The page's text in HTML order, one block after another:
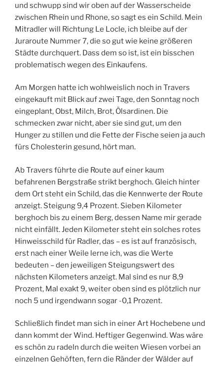
und schwupp sind wir oben auf der Wasserscheide
zwischen Rhein und Rhone, so sagt es ein Schild. Mein
Mitradler will Richtung Le Locle, ich bleibe auf der
Juraroute Nummer 7, die so gut wie keine größeren
Städte durchquert. Dass dem so ist, ist ein bisschen
problematisch wegen des Einkaufens.
Am Morgen hatte ich wohlweislich noch in Travers
eingekauft mit Blick auf zwei Tage, den Sonntag noch
eingeplant, Obst, Milch, Brot, Ölsardinen. Die
schmecken zwar nicht, aber sie sind gut, um den
Hunger zu stillen und die Fette der Fische seien ja auch
fürs Cholesterin gesund, hört man.
Ab Travers führte die Route auf einer kaum
befahrenen Bergstraße strikt berghoch. Gleich hinter
dem Ort steht ein Schild, das die Kennwerte der Route
anzeigt. Steigung 9,4 Prozent. Sieben Kilometer
berghoch bis zu einem Berg, dessen Name mir gerade
nicht einfällt. Jeden Kilometer steht ein solches rotes
Hinweisschild für Radler, das – es ist auf französisch,
erst nach einer Weile lerne ich, was die Werte
bedeuten – den jeweiligen Steigungswert des
nächsten Kilometers anzeigt. Mal sind es nur 8,9
Prozent, Mal exakt 9, weiter oben sind es plötzlich nur
noch 5 und irgendwann sogar -0,1 Prozent.
Schließlich findet man sich in einer Art Hochebene und
dann kommt der Wind. Heftiger Gegenwind. Was wäre
es schön zu radeln durch die weiten Wiesen vorbei an
einzelnen Gehöften, fern die Ränder der Wälder auf